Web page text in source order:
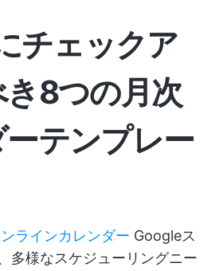
チェックア
8つの月次
テンプレー
ラインカレンダー Googleス
多様なスケジューリングニー